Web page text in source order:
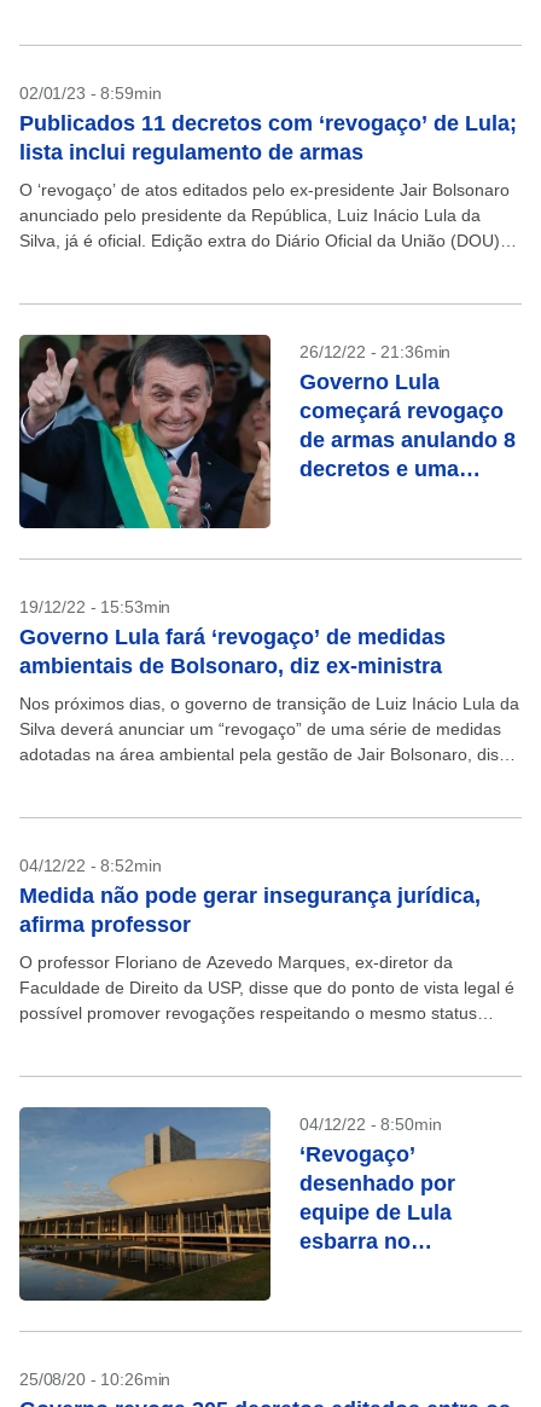
02/01/23 - 8:59min
Publicados 11 decretos com ‘revogaço’ de Lula;
lista inclui regulamento de armas
O ‘revogaço’ de atos editados pelo ex-presidente Jair Bolsonaro
anunciado pelo presidente da República, Luiz Inácio Lula da
Silva, já é oficial. Edição extra do Diário Oficial da União (DOU)
26/12/22 - 21:36min
Governo Lula
começará revogaço
de armas anulando 8
decretos e uma
19/12/22 - 15:53min
Governo Lula fará ‘revogaço’ de medidas
ambientais de Bolsonaro, diz ex-ministra
Nos próximos dias, o governo de transição de Luiz Inácio Lula da
Silva deverá anunciar um “revogaço” de uma série de medidas
adotadas na área ambiental pela gestão de Jair Bolsonaro, disse
04/12/22 - 8:52min
Medida não pode gerar insegurança jurídica,
afirma professor
O professor Floriano de Azevedo Marques, ex-diretor da
Faculdade de Direito da USP, disse que do ponto de vista legal é
possível promover revogações respeitando o mesmo status
04/12/22 - 8:50min
‘Revogaço’
desenhado por
equipe de Lula
esbarra no
25/08/20 - 10:26min